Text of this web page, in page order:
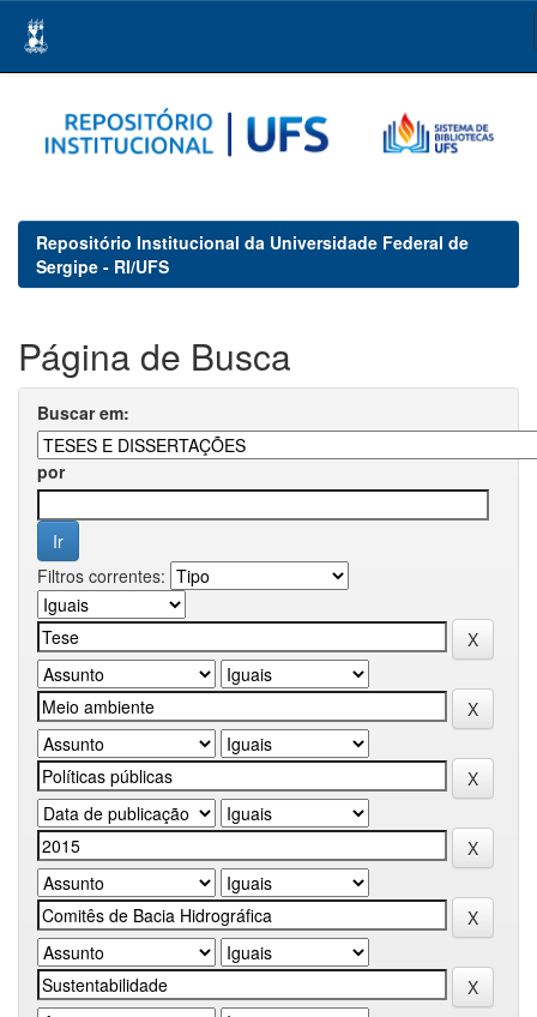
navigation
Repositório Institucional da Universidade Federal de
Sergipe - RI/UFS
Página de Busca
Buscar em:
por
Filtros correntes: